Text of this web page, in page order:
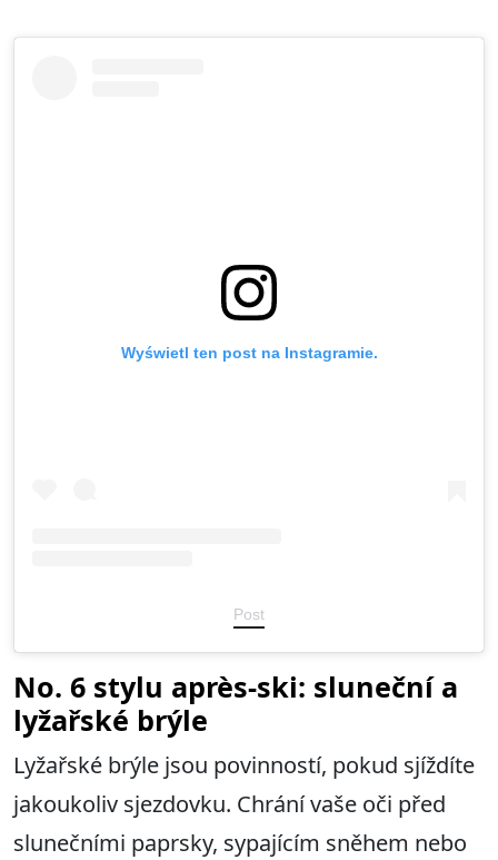
Wyświetl ten post na Instagramie.
Post
No. 6 stylu après-ski: sluneční a
lyžařské brýle
Lyžařské brýle jsou povinností, pokud sjíždíte
jakoukoliv sjezdovku. Chrání vaše oči před
slunečními paprsky, sypajícím sněhem nebo